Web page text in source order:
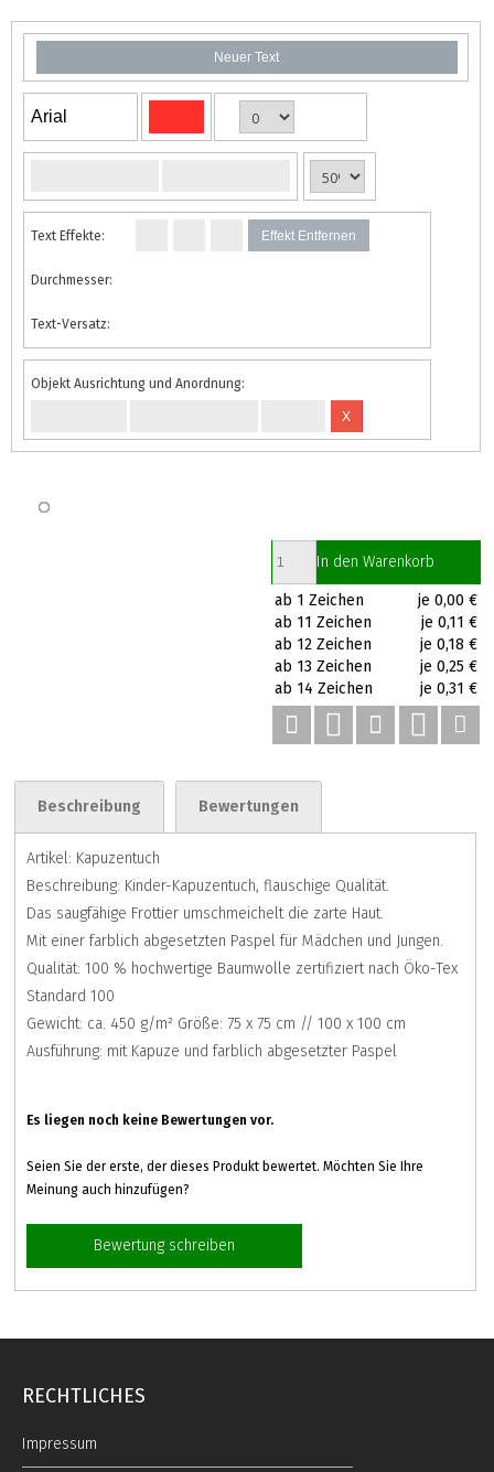
Neuer Text
Arial
Text Effekte: Effekt Entfernen
Durchmesser:
Text-Versatz:
Objekt Ausrichtung und Anordnung:
X
In den Warenkorb
ab 1 Zeichen
je 0,00 €
ab 11 Zeichen
je 0,11 €
ab 12 Zeichen
je 0,18 €
ab 13 Zeichen
je 0,25 €
ab 14 Zeichen
je 0,31 €
Beschreibung Bewertungen
Artikel: Kapuzentuch
Beschreibung: Kinder-Kapuzentuch, flauschige Qualität.
Das saugfähige Frottier umschmeichelt die zarte Haut.
Mit einer farblich abgesetzten Paspel für Mädchen und Jungen.
Qualität: 100 % hochwertige Baumwolle zertifiziert nach Öko-Tex
Standard 100
Gewicht: ca. 450 g/m² Größe: 75 x 75 cm // 100 x 100 cm
Ausführung: mit Kapuze und farblich abgesetzter Paspel
Es liegen noch keine Bewertungen vor.
Seien Sie der erste, der dieses Produkt bewertet. Möchten Sie Ihre
Meinung auch hinzufügen?
Bewertung schreiben
RECHTLICHES
Impressum